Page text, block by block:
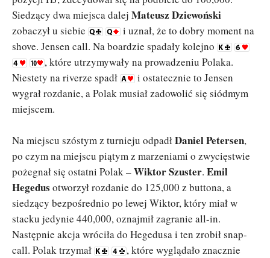
Siedzący dwa miejsca dalej Mateusz Dziewoński
zobaczył u siebie
i uznał, że to dobry moment na
shove. Jensen call. Na boardzie spadały kolejno
, które utrzymywały na prowadzeniu Polaka.
Niestety na riverze spadł
i ostatecznie to Jensen
wygrał rozdanie, a Polak musiał zadowolić się siódmym
miejscem.
Na miejscu szóstym z turnieju odpadłDaniel Petersen,
po czym na miejscu piątym z marzeniami o zwycięstwie
pożegnał się ostatni Polak –Wiktor Szuster. Emil
Hegedus otworzył rozdanie do 125,000 z buttona, a
siedzący bezpośrednio po lewej Wiktor, który miał w
stacku jedynie 440,000, oznajmił zagranie all-in.
Następnie akcja wróciła do Hegedusa i ten zrobił snap-
call. Polak trzymał
, które wyglądało znacznie